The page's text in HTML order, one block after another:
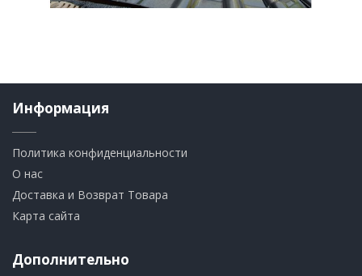
Информация
Политика конфиденциальности
О нас
Доставка и Возврат Товара
Карта сайта
Дополнительно